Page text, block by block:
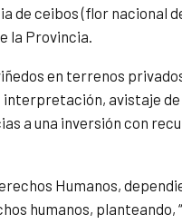
de ceibos (flor nacional
la Provincia.
en terrenos
avistaje
a una inversión con
Humanos,
humanos,